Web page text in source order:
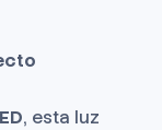
, esta luz